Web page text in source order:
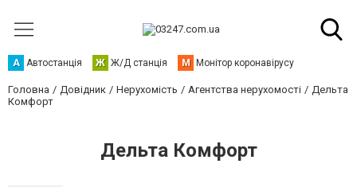
А Автостанція Ж Ж/Д станція М Монітор коронавірусу
Головна Довідник Нерухомість Агентства нерухомості
Дельта
Комфорт
Дельта Комфорт